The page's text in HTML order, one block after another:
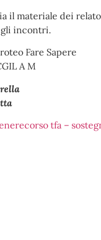
il materiale dei
incontri.
Proteo Fare
A M
corso tfa –